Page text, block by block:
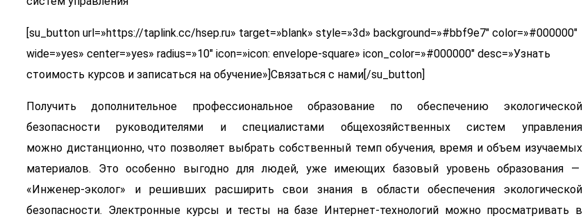
[su_button url=»https://taplink.cc/hsep.ru» target=»blank» style=»3d» background=»#bbf9e7″ color=»#000000″
wide=»yes» center=»yes» radius=»10″ icon=»icon: envelope-square» icon_color=»#000000″ desc=»Узнать
стоимость курсов и записаться на обучение»]Связаться с нами[/su_button]
Получить дополнительное профессиональное образование по обеспечению экологической
безопасности руководителями и специалистами общехозяйственных систем управления
можно дистанционно, что позволяет выбрать собственный темп обучения, время и объем изучаемых
материалов. Это особенно выгодно для людей, уже имеющих базовый уровень образования —
«Инженер-эколог» и решивших расширить свои знания в области обеспечения экологической
безопасности. Электронные курсы и тесты на базе Интернет-технологий можно просматривать в